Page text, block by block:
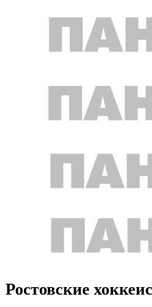
Ростовские